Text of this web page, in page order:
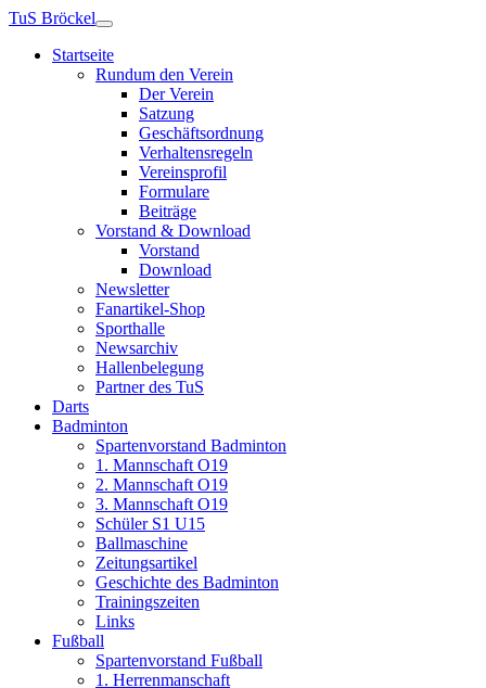
TuS Bröckel
Startseite
Rundum den Verein
Der Verein
Satzung
Geschäftsordnung
Verhaltensregeln
Vereinsprofil
Formulare
Beiträge
Vorstand & Download
Vorstand
Download
Newsletter
Fanartikel-Shop
Sporthalle
Newsarchiv
Hallenbelegung
Partner des TuS
Darts
Badminton
Spartenvorstand Badminton
1. Mannschaft O19
2. Mannschaft O19
3. Mannschaft O19
Schüler S1 U15
Ballmaschine
Zeitungsartikel
Geschichte des Badminton
Trainingszeiten
Links
Fußball
Spartenvorstand Fußball
1. Herrenmanschaft